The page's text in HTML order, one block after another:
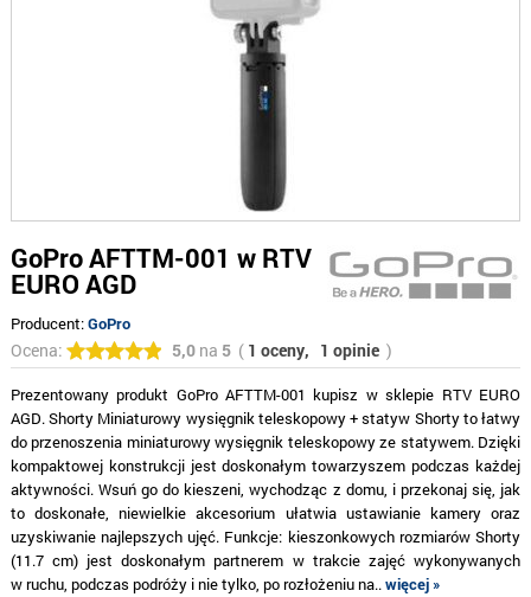
GoPro AFTTM-001 w RTV
EURO AGD
Producent:GoPro
Ocena: 5,0na 5( 1 oceny, 1 opinie )
Prezentowany produkt GoPro AFTTM-001 kupisz w sklepie RTV EURO
AGD. Shorty Miniaturowy wysięgnik teleskopowy + statyw Shorty to łatwy
do przenoszenia miniaturowy wysięgnik teleskopowy ze statywem. Dzięki
kompaktowej konstrukcji jest doskonałym towarzyszem podczas każdej
aktywności. Wsuń go do kieszeni, wychodząc z domu, i przekonaj się, jak
to doskonałe, niewielkie akcesorium ułatwia ustawianie kamery oraz
uzyskiwanie najlepszych ujęć. Funkcje: kieszonkowych rozmiarów Shorty
(11.7 cm) jest doskonałym partnerem w trakcie zajęć wykonywanych
w ruchu, podczas podróży i nie tylko, po rozłożeniu na..więcej »